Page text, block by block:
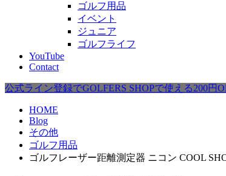
ゴルフ用品
イベント
ジュニア
ゴルフライフ
YouTube
Contact
公式ライン登録でGOLFERS SHOPで使える200円
HOME
Blog
その他
ゴルフ用品
ゴルフレーザー距離測定器 ニコン COOL